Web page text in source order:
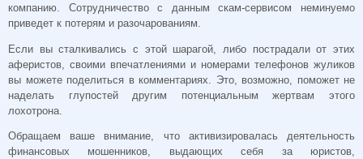
компанию. Сотрудничество с данным скам-сервисом неминуемо
приведет к потерям и разочарованиям.
Если вы сталкивались с этой шарагой, либо пострадали от этих
аферистов, своими впечатлениями и номерами телефонов жуликов
вы можете поделиться в комментариях. Это, возможно, поможет не
наделать глупостей другим потенциальным жертвам этого
лохотрона.
Обращаем ваше внимание, что активизировалась деятельность
финансовых мошенников, выдающих себя за юристов,